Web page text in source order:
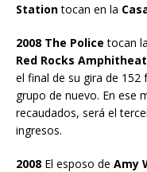
Stationtocan en la
2008 The Police tocan
Red Rocks
el final de su gira de 152
grupo de nuevo. En ese
recaudados, será el
ingresos.
2008 El esposo de Amy